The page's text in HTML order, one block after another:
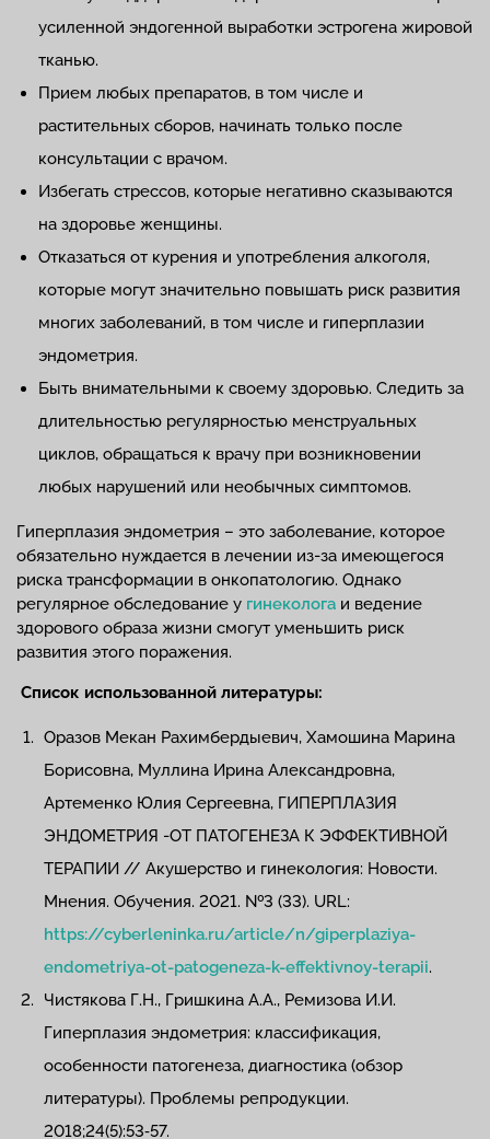
усиленной эндогенной выработки эстрогена жировой
тканью.
Прием любых препаратов, в том числе и
растительных сборов, начинать только после
консультации с врачом.
Избегать стрессов, которые негативно сказываются
на здоровье женщины.
Отказаться от курения и употребления алкоголя,
которые могут значительно повышать риск развития
многих заболеваний, в том числе и гиперплазии
эндометрия.
Быть внимательными к своему здоровью. Следить за
длительностью регулярностью менструальных
циклов, обращаться к врачу при возникновении
любых нарушений или необычных симптомов.
Гиперплазия эндометрия – это заболевание, которое
обязательно нуждается в лечении из-за имеющегося
риска трансформации в онкопатологию. Однако
регулярное обследование у гинеколога и ведение
здорового образа жизни смогут уменьшить риск
развития этого поражения.
Список использованной литературы:
Оразов Мекан Рахимбердыевич, Хамошина Марина
Борисовна, Муллина Ирина Александровна,
Артеменко Юлия Сергеевна, ГИПЕРПЛАЗИЯ
ЭНДОМЕТРИЯ -ОТ ПАТОГЕНЕЗА К ЭФФЕКТИВНОЙ
ТЕРАПИИ // Акушерство и гинекология: Новости.
Мнения. Обучения. 2021. №3 (33). URL:
https://cyberleninka.ru/article/n/giperplaziya-
endometriya-ot-patogeneza-k-effektivnoy-terapii.
Чистякова Г.Н., Гришкина А.А., Ремизова И.И.
Гиперплазия эндометрия: классификация,
особенности патогенеза, диагностика (обзор
литературы). Проблемы репродукции.
2018;24(5):53‑57.